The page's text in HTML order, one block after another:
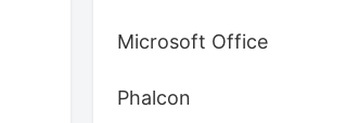
Microsoft Office
Phalcon